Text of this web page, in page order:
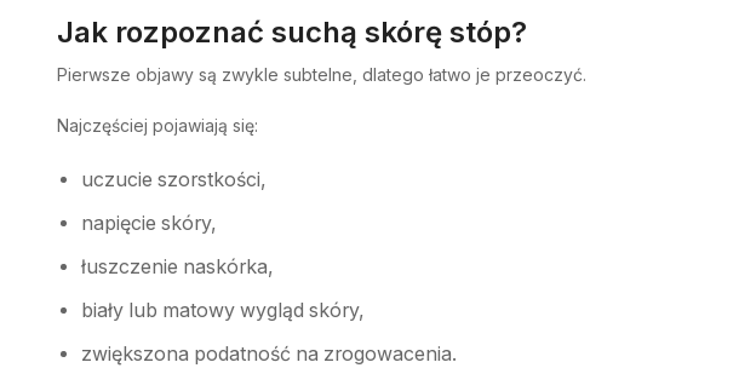
Jak rozpoznać suchą skórę stóp?
Pierwsze objawy są zwykle subtelne, dlatego łatwo je przeoczyć.
Najczęściej pojawiają się:
uczucie szorstkości,
napięcie skóry,
łuszczenie naskórka,
biały lub matowy wygląd skóry,
zwiększona podatność na zrogowacenia.